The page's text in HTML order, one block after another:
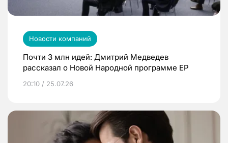
Новости компаний
Почти 3 млн идей: Дмитрий Медведев
рассказал о Новой Народной программе ЕР
20:10 / 25.07.26